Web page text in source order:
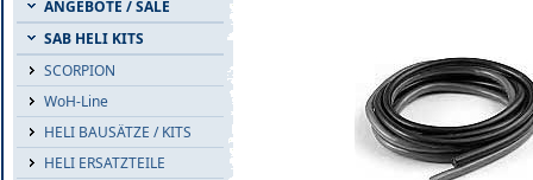
ANGEBOTE / SALE
SAB HELI KITS
SCORPION
WoH-Line
HELI BAUSÄTZE / KITS
HELI ERSATZTEILE